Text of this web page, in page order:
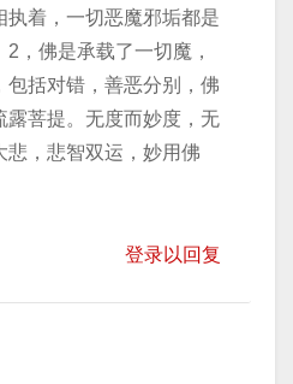
着，一切恶魔邪垢都是
，佛是承载了一切魔，
括对错，善恶分别，佛
露菩提。无度而妙度，无
悲，悲智双运，妙用佛
登录以回复